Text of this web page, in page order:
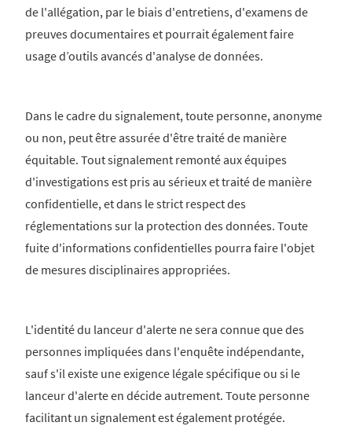
de l'allégation, par le biais d'entretiens, d'examens de
preuves documentaires et pourrait également faire
usage d’outils avancés d'analyse de données.
Dans le cadre du signalement, toute personne, anonyme
ou non, peut être assurée d'être traité de manière
équitable. Tout signalement remonté aux équipes
d'investigations est pris au sérieux et traité de manière
confidentielle, et dans le strict respect des
réglementations sur la protection des données. Toute
fuite d'informations confidentielles pourra faire l'objet
de mesures disciplinaires appropriées.
L'identité du lanceur d'alerte ne sera connue que des
personnes impliquées dans l'enquête indépendante,
sauf s'il existe une exigence légale spécifique ou si le
lanceur d'alerte en décide autrement. Toute personne
facilitant un signalement est également protégée.